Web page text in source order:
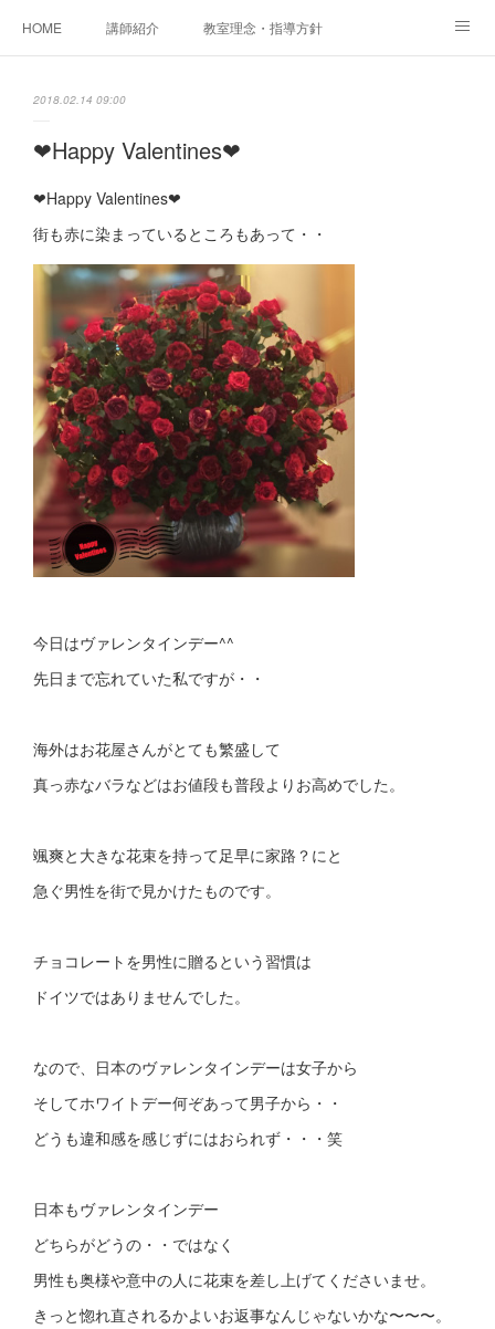
HOME 講師紹介 教室理念・指導方針
ご相談・体験レッスンお申し込み
2018.02.14 09:00
❤︎Happy Valentines❤︎
❤︎Happy Valentines❤︎
街も赤に染まっているところもあって・・
今日はヴァレンタインデー^^
先日まで忘れていた私ですが・・
海外はお花屋さんがとても繁盛して
真っ赤なバラなどはお値段も普段よりお高めでした。
颯爽と大きな花束を持って足早に家路？にと
急ぐ男性を街で見かけたものです。
チョコレートを男性に贈るという習慣は
ドイツではありませんでした。
なので、日本のヴァレンタインデーは女子から
そしてホワイトデー何ぞあって男子から・・
どうも違和感を感じずにはおられず・・・笑
日本もヴァレンタインデー
どちらがどうの・・ではなく
男性も奥様や意中の人に花束を差し上げてくださいませ。
きっと惚れ直されるかよいお返事なんじゃないかな〜〜〜。